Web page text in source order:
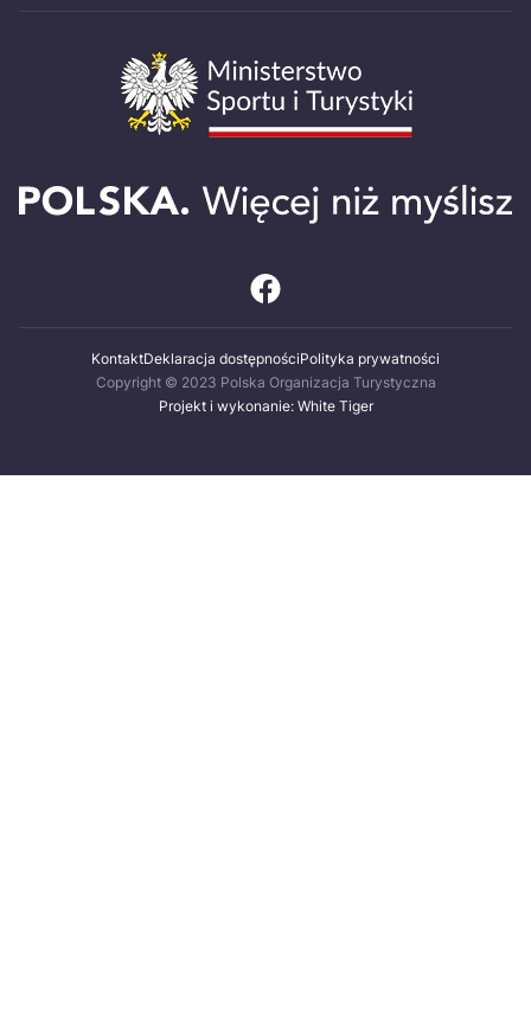
KontaktDeklaracja dostępnościPolityka prywatności
Copyright © 2023 Polska Organizacja Turystyczna
Projekt i wykonanie: White Tiger